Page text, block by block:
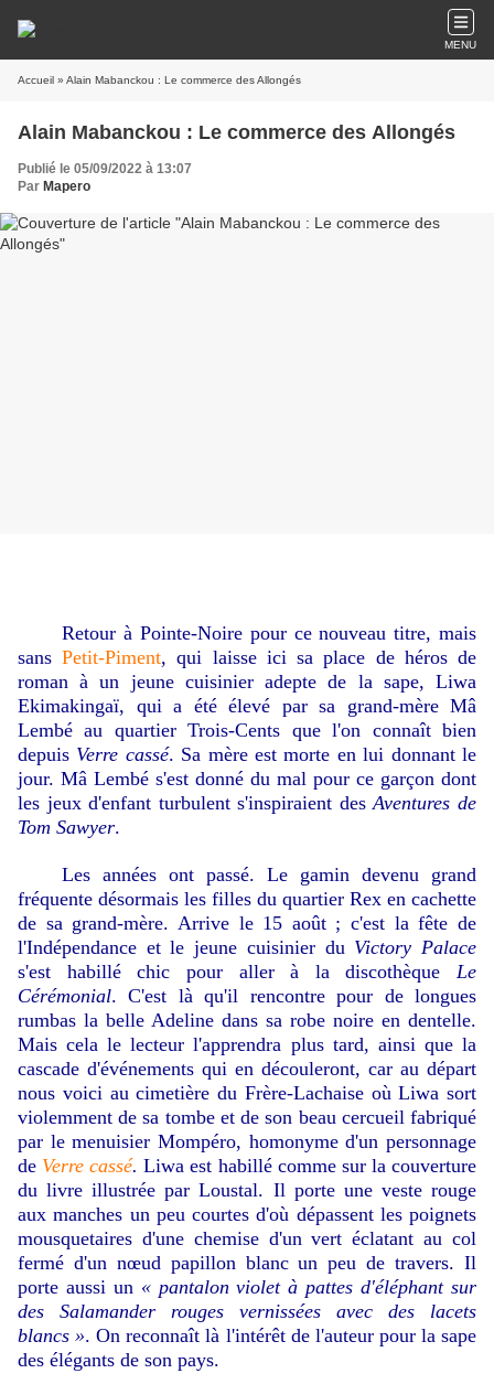
MENU
Accueil » Alain Mabanckou : Le commerce des Allongés
Alain Mabanckou : Le commerce des Allongés
Publié le 05/09/2022 à 13:07
Par Mapero
Retour à Pointe-Noire pour ce nouveau titre, mais
sansPetit-Piment, qui laisse ici sa place de héros de
roman à un jeune cuisinier adepte de la sape, Liwa
Ekimakingaï, qui a été élevé par sa grand-mère Mâ
Lembé au quartier Trois-Cents que l'on connaît bien
depuis Verre cassé. Sa mère est morte en lui donnant le
jour. Mâ Lembé s'est donné du mal pour ce garçon dont
les jeux d'enfant turbulent s'inspiraient desAventures de
Tom Sawyer.
Les années ont passé. Le gamin devenu grand
fréquente désormais les filles du quartier Rex en cachette
de sa grand-mère. Arrive le 15 août ; c'est la fête de
l'Indépendance et le jeune cuisinier du Victory Palace
s'est habillé chic pour aller à la discothèque Le
Cérémonial. C'est là qu'il rencontre pour de longues
rumbas la belle Adeline dans sa robe noire en dentelle.
Mais cela le lecteur l'apprendra plus tard, ainsi que la
cascade d'événements qui en découleront, car au départ
nous voici au cimetière du Frère-Lachaise où Liwa sort
violemment de sa tombe et de son beau cercueil fabriqué
par le menuisier Mompéro, homonyme d'un personnage
de Verre cassé. Liwa est habillé comme sur la couverture
du livre illustrée par Loustal. Il porte une veste rouge
aux manches un peu courtes d'où dépassent les poignets
mousquetaires d'une chemise d'un vert éclatant au col
fermé d'un nœud papillon blanc un peu de travers. Il
porte aussi un « pantalon violet à pattes d'éléphant sur
des Salamander rouges vernissées avec des lacets
blancs ». On reconnaît là l'intérêt de l'auteur pour la sape
des élégants de son pays.